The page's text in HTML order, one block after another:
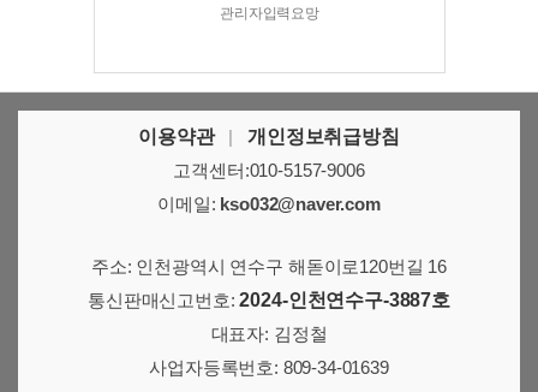
관리자입력요망
이용약관 |
개인정보취급방침
고객센터:010-5157-9006
이메일: kso032@naver.com
주소: 인천광역시 연수구 해돋이로120번길 16
통신판매신고번호:2024-인천연수구-3887호
대표자: 김정철
사업자등록번호: 809-34-01639